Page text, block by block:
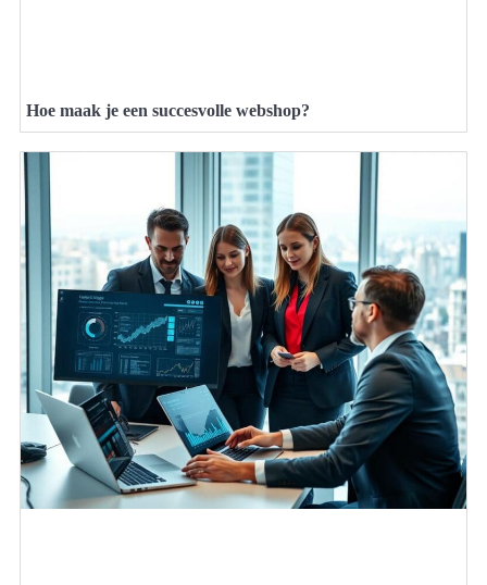
Hoe maak je een succesvolle webshop?